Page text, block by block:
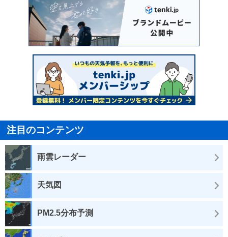
注目のコンテンツ
雨雲レーダー
天気図
PM2.5分布予測